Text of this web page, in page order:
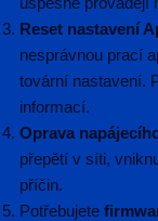
Reset nastavení
nesprávnou prací
tovární nastavení.
informací.
Oprava
přepětí v síti,
příčin.
Potřebujete